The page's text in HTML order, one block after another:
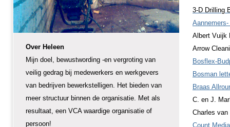
Over Heleen
Mijn doel, bewustwording -en vergroting van
veilig gedrag bij medewerkers en werkgevers
van bedrijven bewerkstelligen. Het bieden van
meer structuur binnen de organisatie. Met als
resultaat, een VCA waardige organisatie of
persoon!
3-D Drilling
Albert Vuijk
Arrow
Bosflex-
Bosman
Braas
C. en J.
Charles van
Count